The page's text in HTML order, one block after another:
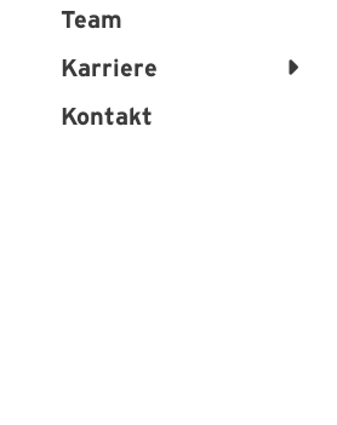
Team
Karriere
Kontakt